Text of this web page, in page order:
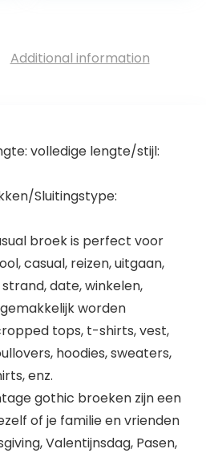
Additional information
volledige lengte/stijl:
Sluitingstype:
broek is perfect voor
casual, reizen, uitgaan,
date, winkelen,
worden
tops, t-shirts, vest,
hoodies, sweaters,
enz.
gothic broeken zijn een
of je familie en vrienden
Valentijnsdag, Pasen,